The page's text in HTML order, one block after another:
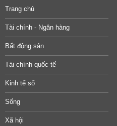
Trang chủ
Tài chính - Ngân hàng
Bất động sản
Tài chính quốc tế
Kinh tế số
Sống
Xã hội